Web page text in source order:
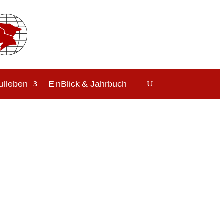
EinBlick & Jahrbuch